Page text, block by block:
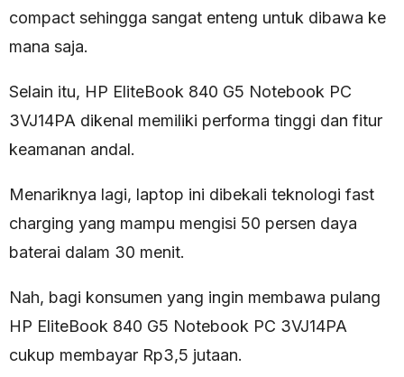
compact sehingga sangat enteng untuk dibawa ke
mana saja.
Selain itu, HP EliteBook 840 G5 Notebook PC
3VJ14PA dikenal memiliki performa tinggi dan fitur
keamanan andal.
Menariknya lagi, laptop ini dibekali teknologi fast
charging yang mampu mengisi 50 persen daya
baterai dalam 30 menit.
Nah, bagi konsumen yang ingin membawa pulang
HP EliteBook 840 G5 Notebook PC 3VJ14PA
cukup membayar Rp3,5 jutaan.